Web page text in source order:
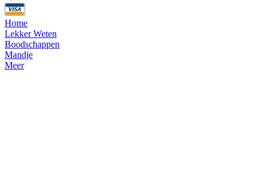
Home
Lekker Weten
Boodschappen
Mandje
Meer